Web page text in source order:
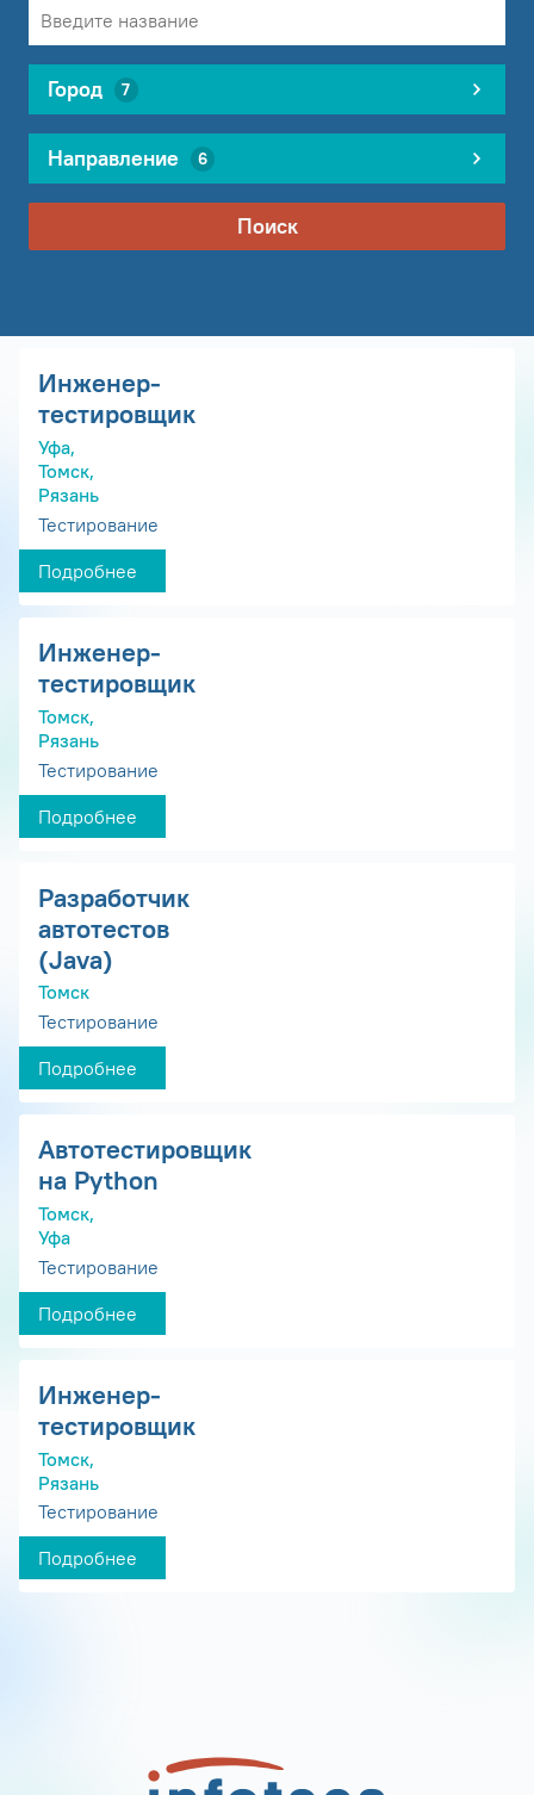
Город 7
Направление 6
Поиск
Инженер-
тестировщик
Уфа,
Томск,
Рязань
Тестирование
Подробнее
Инженер-
тестировщик
Томск,
Рязань
Тестирование
Подробнее
Разработчик
автотестов
(Java)
Томск
Тестирование
Подробнее
Автотестировщик
на Python
Томск,
Уфа
Тестирование
Подробнее
Инженер-
тестировщик
Томск,
Рязань
Тестирование
Подробнее